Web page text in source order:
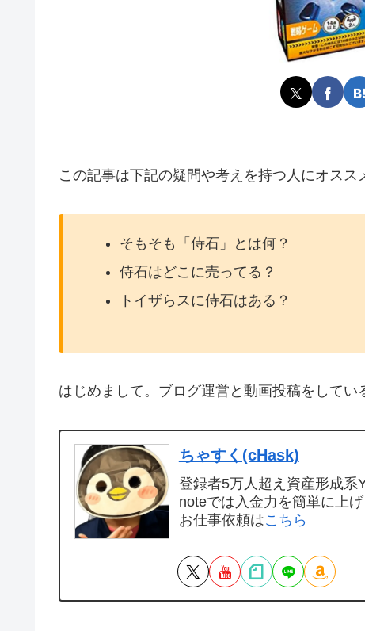
この記事は下記の疑問や考えを持つ人にオスス
そもそも「侍石」とは何？
侍石はどこに売ってる？
トイザらスに侍石はある？
はじめまして。ブログ運営と動画投稿をしてい
ちゃすく(cHask)
登録者5万人超え資産形成系
noteでは入金力を簡単に上
お仕事依頼はこちら